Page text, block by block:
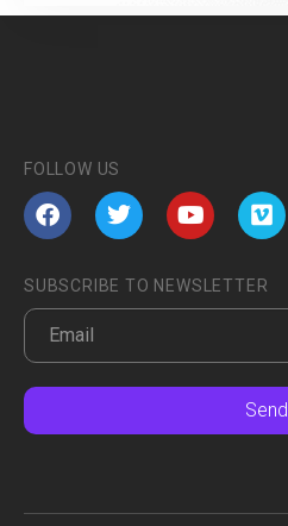
FOLLOW US
SUBSCRIBE TO NEWSLETTER
Send